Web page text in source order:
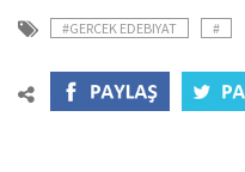
#GERCEK EDEBIYAT #